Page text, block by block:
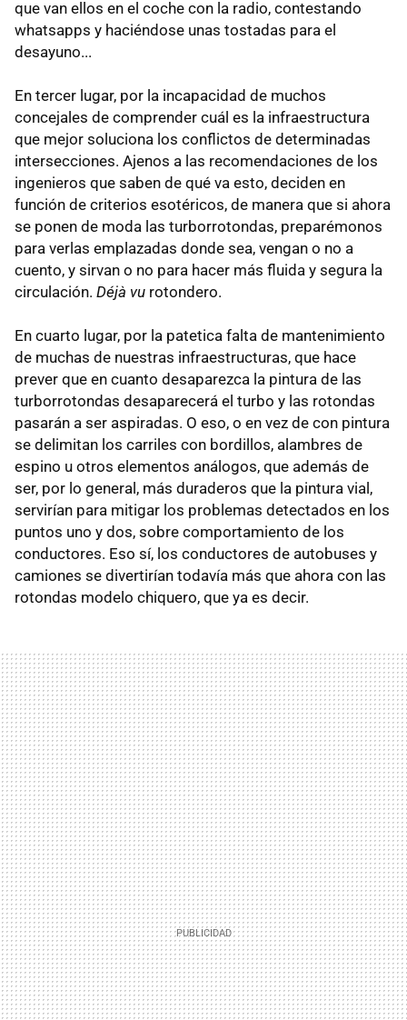
que van ellos en el coche con la radio, contestando
whatsapps y haciéndose unas tostadas para el
desayuno...
En tercer lugar, por la incapacidad de muchos
concejales de comprender cuál es la infraestructura
que mejor soluciona los conflictos de determinadas
intersecciones. Ajenos a las recomendaciones de los
ingenieros que saben de qué va esto, deciden en
función de criterios esotéricos, de manera que si ahora
se ponen de moda las turborrotondas, preparémonos
para verlas emplazadas donde sea, vengan o no a
cuento, y sirvan o no para hacer más fluida y segura la
circulación. Déjà vu rotondero.
En cuarto lugar, por la patetica falta de mantenimiento
de muchas de nuestras infraestructuras, que hace
prever que en cuanto desaparezca la pintura de las
turborrotondas desaparecerá el turbo y las rotondas
pasarán a ser aspiradas. O eso, o en vez de con pintura
se delimitan los carriles con bordillos, alambres de
espino u otros elementos análogos, que además de
ser, por lo general, más duraderos que la pintura vial,
servirían para mitigar los problemas detectados en los
puntos uno y dos, sobre comportamiento de los
conductores. Eso sí, los conductores de autobuses y
camiones se divertirían todavía más que ahora con las
rotondas modelo chiquero, que ya es decir.